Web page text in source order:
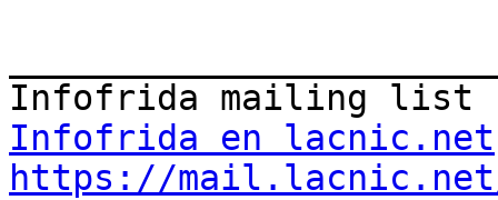
Infofrida en lacnic.net
https://